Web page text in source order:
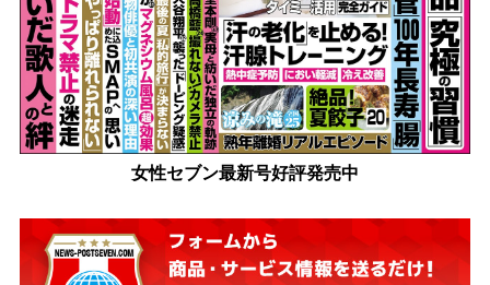
女性セブン最新号好評発売中